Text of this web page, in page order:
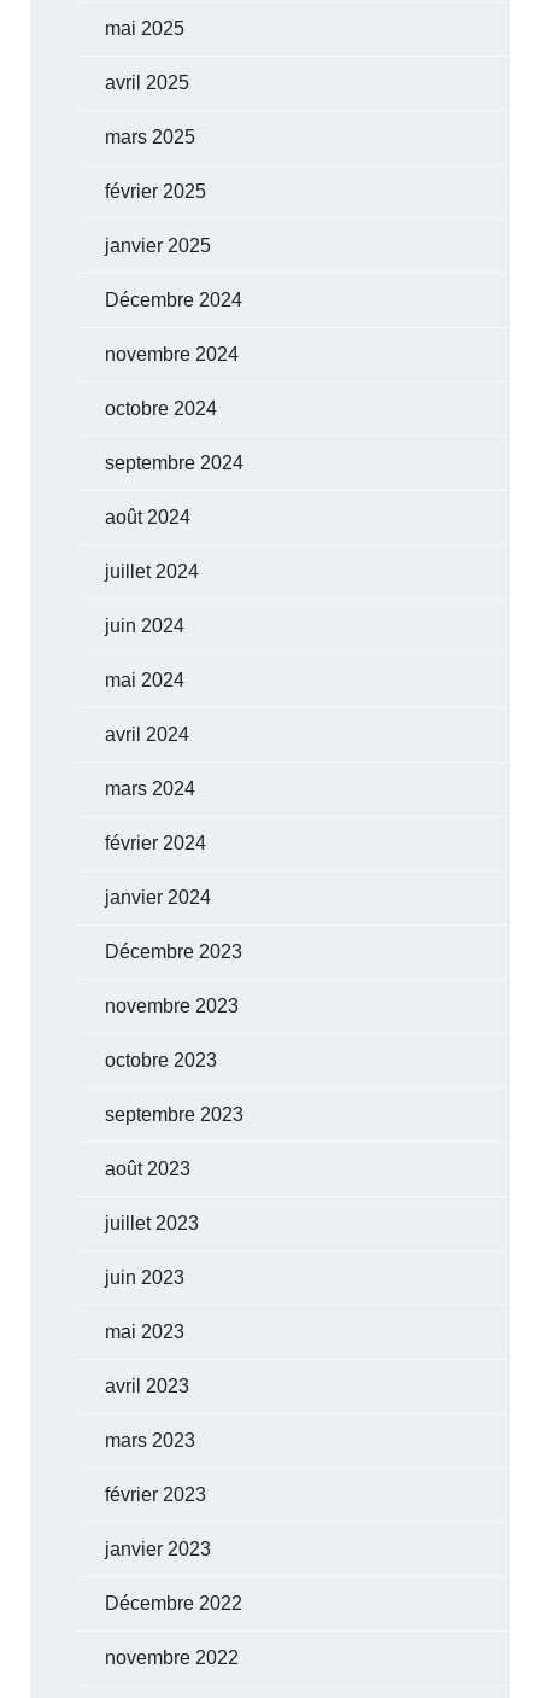
mai 2025
avril 2025
mars 2025
février 2025
janvier 2025
Décembre 2024
novembre 2024
octobre 2024
septembre 2024
août 2024
juillet 2024
juin 2024
mai 2024
avril 2024
mars 2024
février 2024
janvier 2024
Décembre 2023
novembre 2023
octobre 2023
septembre 2023
août 2023
juillet 2023
juin 2023
mai 2023
avril 2023
mars 2023
février 2023
janvier 2023
Décembre 2022
novembre 2022